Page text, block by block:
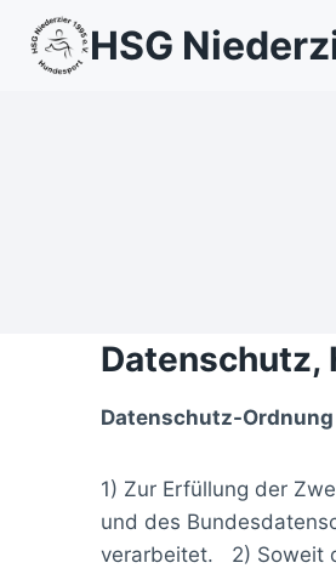
Inhalt
springen
HSG
Datenschutz,
Datenschutz-Ordnung
1) Zur Erfüllung der
und des
verarbeitet. 2) Soweit